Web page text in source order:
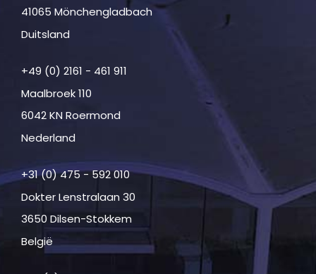
41065 Mönchengladbach
Duitsland
+49 (0) 2161 - 461 911
Maalbroek 110
6042 KN Roermond
Nederland
+31 (0) 475 - 592 010
Dokter Lenstralaan 30
3650 Dilsen-Stokkem
België